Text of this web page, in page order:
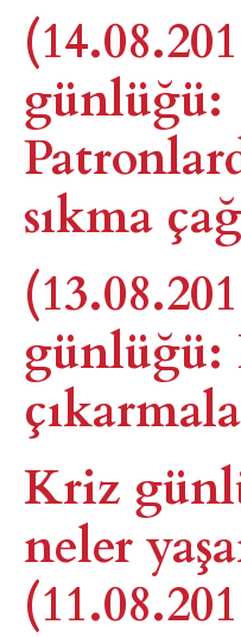
günlüğü:
sıkma
günlüğü:
Kriz
neler